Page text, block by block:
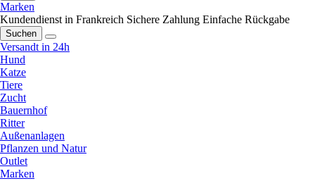
Marken
Kundendienst in Frankreich Sichere Zahlung Einfache Rückgabe
Suchen
Versandt in 24h
Hund
Katze
Tiere
Zucht
Bauernhof
Ritter
Außenanlagen
Pflanzen und Natur
Outlet
Marken